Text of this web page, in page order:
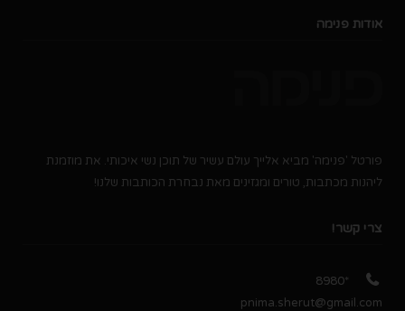
אודות פנימה
פורטל 'פנימה' מביא אלייך עולם עשיר של תוכן נשי איכותי. את מוזמנת
ליהנות מכתבות, טורים ומגזינים מאת נבחרת הכותבות שלנו!
צרי קשר!
*8980
pnima.sherut@gmail.com